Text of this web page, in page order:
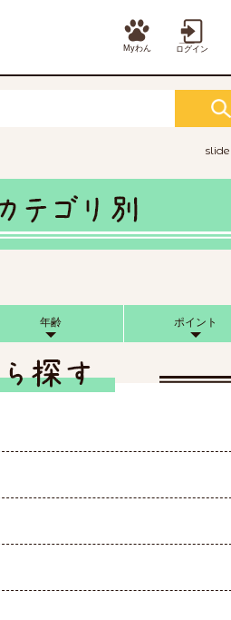
Myわん ログイン
slide
年齢 ポイント